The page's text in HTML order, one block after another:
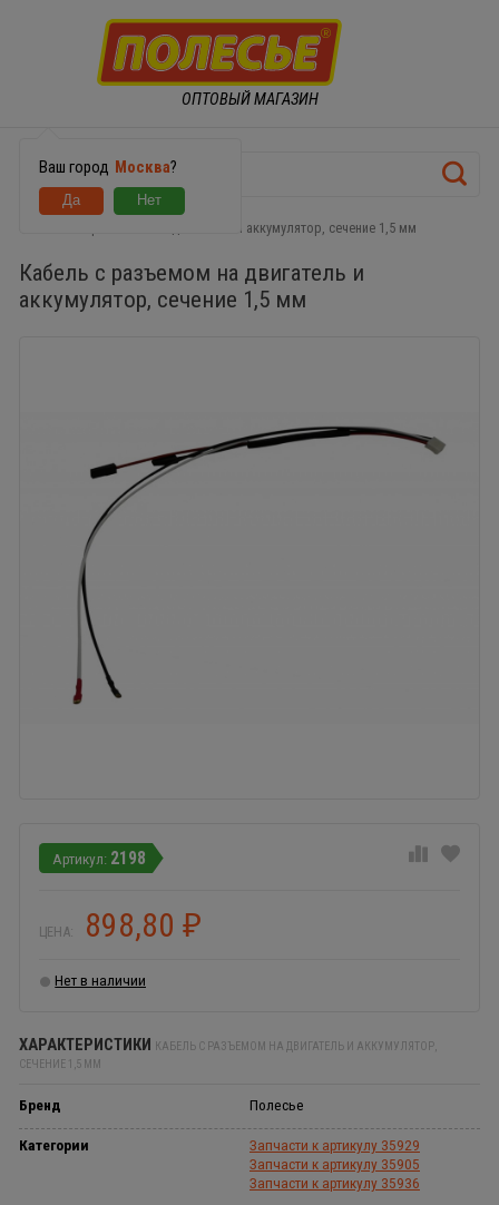
ОПТОВЫЙ МАГАЗИН
Ваш город Москва?
Кабель с разъемом на двигатель и аккумулятор, сечение 1,5 мм
Кабель с разъемом на двигатель и
аккумулятор, сечение 1,5 мм
2198
ЦЕНА: 898,80 ₽
Нет в наличии
ХАРАКТЕРИСТИКИ КАБЕЛЬ С РАЗЪЕМОМ НА ДВИГАТЕЛЬ И АККУМУЛЯТОР,
СЕЧЕНИЕ 1,5 ММ
Бренд Полесье
Категории
Запчасти к артикулу 35929
Запчасти к артикулу 35905
Запчасти к артикулу 35936